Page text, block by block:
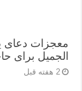
معجزات دعای
الجمیل برای
2 هفته قبل